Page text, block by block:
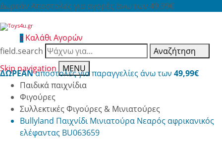
Δωρεάν Αποστολές για αγορές άνω των 49,99€
0 Καλάθι Αγορών
field.search
Αναζήτηση
Skip navigation
MENU
ΔΩΡΕΑΝαποστολές για παραγγελίες άνω των 49,99€
Παιδικά παιχνίδια
Φιγούρες
Συλλεκτικές Φιγούρες & Μινιατούρες
Bullyland Παιχνίδι Μινιατούρα Νεαρός αφρικανικός
ελέφαντας BU063659